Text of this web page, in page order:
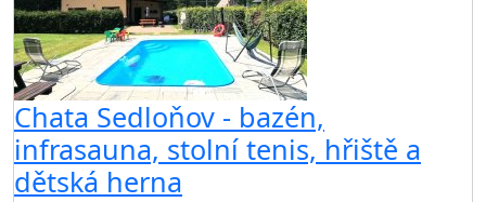
Chata Sedloňov - bazén,
infrasauna, stolní tenis, hřiště a
dětská herna